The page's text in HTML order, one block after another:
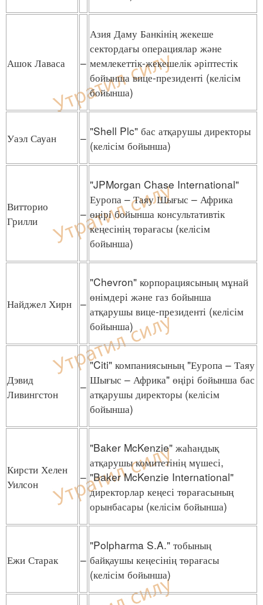
Ашок Лаваса –
Азия Даму Банкінің жекеше
сектордағы операциялар және
мемлекеттік-жекешелік әріптестік
бойынша вице-президенті (келісім
бойынша)
Уаэл Сауан – "Shell Plc" бас атқарушы директоры
(келісім бойынша)
Витторио
Грилли
–
"JPMorgan Chase International"
Еуропа – Таяу Шығыс – Африка
өңірі бойынша консультативтік
кеңесінің төрағасы (келісім
бойынша)
Найджел Хирн –
"Chevron" корпорациясының мұнай
өнімдері және газ бойынша
атқарушы вице-президенті (келісім
бойынша)
Дэвид
Ливингстон
–
"Citi" компаниясының "Еуропа – Таяу
Шығыс – Африка" өңірі бойынша бас
атқарушы директоры (келісім
бойынша)
Кирсти Хелен
Уилсон
–
"Baker McKenzie" жаһандық
атқарушы комитетінің мүшесі,
"Baker McKenzie International"
директорлар кеңесі төрағасының
орынбасары (келісім бойынша)
Ежи Старак –
"Polpharma S.A." тобының
байқаушы кеңесінің төрағасы
(келісім бойынша)